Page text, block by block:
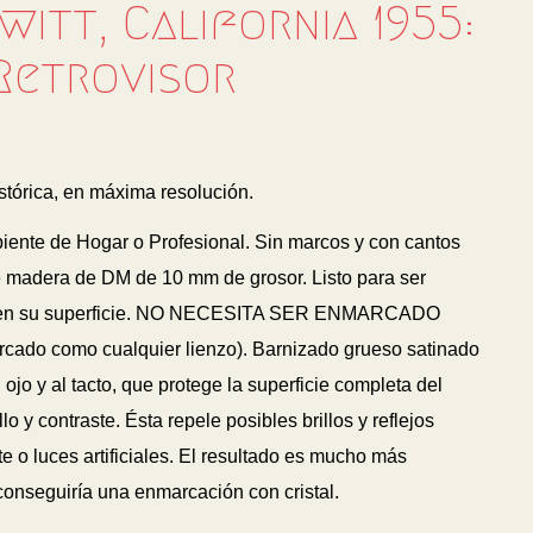
California 1955:
en máxima resolución.
de Hogar o Profesional. Sin marcos y con cantos
de DM de 10 mm de grosor. Listo para ser
su superficie. NO NECESITA SER ENMARCADO
como cualquier lienzo). Barnizado grueso satinado
y al tacto, que protege la superficie completa del
y contraste. Ésta repele posibles brillos y reflejos
o luces artificiales. El resultado es mucho más
una enmarcación con cristal.